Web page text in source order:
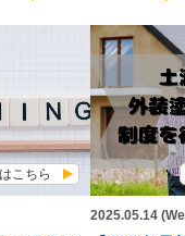
こちら
2025.05.14